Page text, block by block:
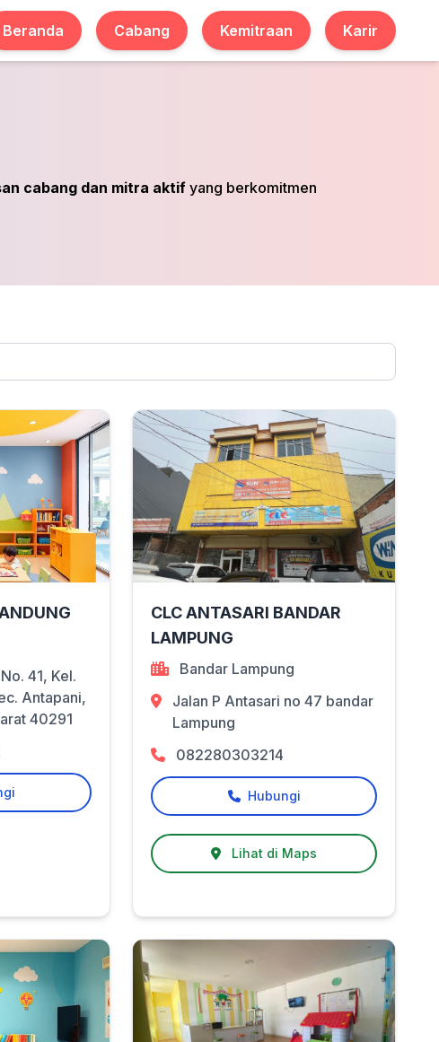
Beranda Cabang Kemitraan Karir
cabang dan mitra aktif yang berkomitmen
41, Kel.
Antapani,
40291
CLC ANTASARI BANDAR
LAMPUNG
Bandar Lampung
Jalan P Antasari no 47 bandar
Lampung
082280303214
Hubungi
Lihat di Maps